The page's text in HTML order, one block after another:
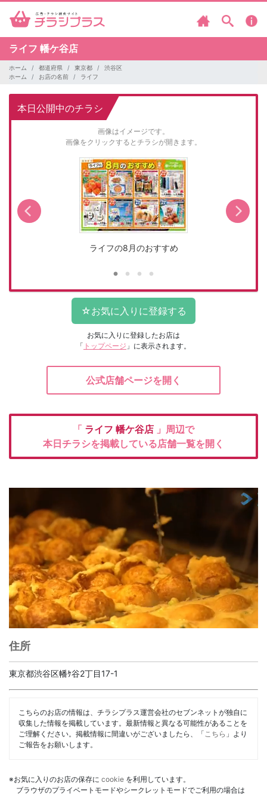
ライフ 幡ケ谷店
ホーム 都道府県 東京都
渋谷区
ホーム
お店の名前 ライフ
本日公開中のチラシ
画像はイメージです。
画像をクリックするとチラシが開きます。
ライフの8月のおすすめ
お気に入りに登録したお店は
「 トップページ 」に表示されます。
公式店舗ページを開く
「 ライフ 幡ケ谷店 」周辺で
本日チラシを掲載している店舗一覧を開く
住所
東京都渋谷区幡ｹ谷2丁目17-1
こちらのお店の情報は、チラシプラス運営会社のセブンネットが独自に
収集した情報を掲載しています。最新情報と異なる可能性があることを
ご理解ください。掲載情報に間違いがございましたら、「 こちら 」より
ご報告をお願いします。
※お気に入りのお店の保存に cookie を利用しています。
ブラウザのプライベートモードやシークレットモードでご利用の場合は